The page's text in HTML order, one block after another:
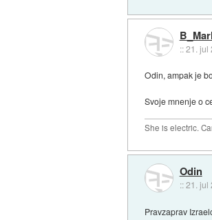
::21. jul
Odin, ampak je
Svoje mnenje o
She is electric.
Odin
::21. jul
Pravzaprav